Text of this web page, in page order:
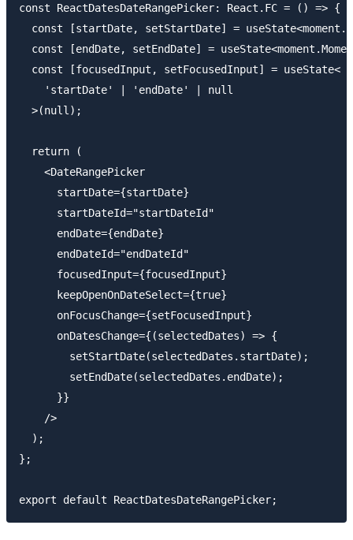
const ReactDatesDateRangePicker: React.FC = () => {
const [startDate, setStartDate] =
const [endDate, setEndDate] =
  const [focusedInput, setFocusedInput] = useState<
    'startDate' | 'endDate' | null
  >(null);
  return (
    <DateRangePicker
      startDate={startDate}
      startDateId="startDateId"
      endDate={endDate}
      endDateId="endDateId"
      focusedInput={focusedInput}
      keepOpenOnDateSelect={true}
      onFocusChange={setFocusedInput}
      onDatesChange={(selectedDates) => {
        setStartDate(selectedDates.startDate);
        setEndDate(selectedDates.endDate);
      }}
    />
  );
};